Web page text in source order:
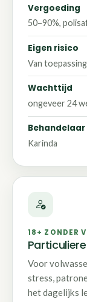
Vergoeding
50–90%,
Eigen risico
Van toepassing
Wachttijd
ongeveer 24
Behandelaar
Karinda
18+ ZONDER
Voor
stress,
het dagelijks